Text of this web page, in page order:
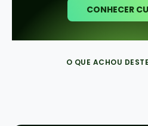
CONHECER
O QUE ACHOU